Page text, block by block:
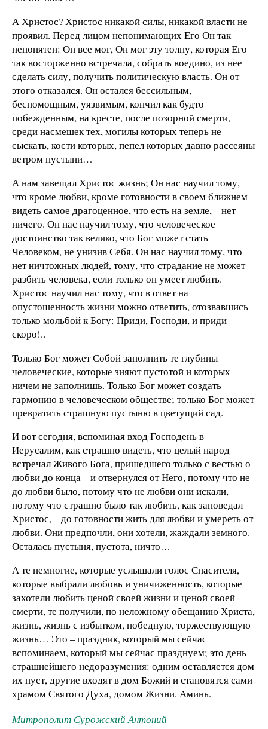
А Христос? Христос никакой силы, никакой власти не
проявил. Перед лицом непонимающих Его Он так
непонятен: Он все мог, Он мог эту толпу, которая Его
так восторженно встречала, собрать воедино, из нее
сделать силу, получить политическую власть. Он от
этого отказался. Он остался бессильным,
беспомощным, уязвимым, кончил как будто
побежденным, на кресте, после позорной смерти,
среди насмешек тех, могилы которых теперь не
сыскать, кости которых, пепел которых давно рассеяны
ветром пустыни…
А нам завещал Христос жизнь; Он нас научил тому,
что кроме любви, кроме готовности в своем ближнем
видеть самое драгоценное, что есть на земле, – нет
ничего. Он нас научил тому, что человеческое
достоинство так велико, что Бог может стать
Человеком, не унизив Себя. Он нас научил тому, что
нет ничтожных людей, тому, что страдание не может
разбить человека, если только он умеет любить.
Христос научил нас тому, что в ответ на
опустошенность жизни можно ответить, отозвавшись
только мольбой к Богу: Приди, Господи, и приди
скоро!..
Только Бог может Собой заполнить те глубины
человеческие, которые зияют пустотой и которых
ничем не заполнишь. Только Бог может создать
гармонию в человеческом обществе; только Бог может
превратить страшную пустыню в цветущий сад.
И вот сегодня, вспоминая вход Господень в
Иерусалим, как страшно видеть, что целый народ
встречал Живого Бога, пришедшего только с вестью о
любви до конца – и отвернулся от Него, потому что не
до любви было, потому что не любви они искали,
потому что страшно было так любить, как заповедал
Христос, – до готовности жить для любви и умереть от
любви. Они предпочли, они хотели, жаждали земного.
Осталась пустыня, пустота, ничто…
А те немногие, которые услышали голос Спасителя,
которые выбрали любовь и уничиженность, которые
захотели любить ценой своей жизни и ценой своей
смерти, те получили, по неложному обещанию Христа,
жизнь, жизнь с избытком, победную, торжествующую
жизнь… Это – праздник, который мы сейчас
вспоминаем, который мы сейчас празднуем; это день
страшнейшего недоразумения: одним оставляется дом
их пуст, другие входят в дом Божий и становятся сами
храмом Святого Духа, домом Жизни. Аминь.
Митрополит Сурожский Антоний